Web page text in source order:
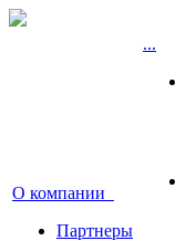
О компании
Партнеры
...